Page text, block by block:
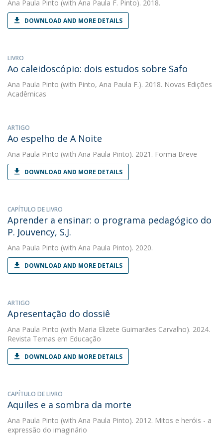
Ana Paula Pinto (with Ana Paula F. Pinto). 2018.
DOWNLOAD AND MORE DETAILS
LIVRO
Ao caleidoscópio: dois estudos sobre Safo
Ana Paula Pinto (with Pinto, Ana Paula F.). 2018. Novas Edições
Acadêmicas
ARTIGO
Ao espelho de A Noite
Ana Paula Pinto (with Ana Paula Pinto). 2021. Forma Breve
DOWNLOAD AND MORE DETAILS
CAPÍTULO DE LIVRO
Aprender a ensinar: o programa pedagógico do
P. Jouvency, S.J.
Ana Paula Pinto (with Ana Paula Pinto). 2020.
DOWNLOAD AND MORE DETAILS
ARTIGO
Apresentação do dossiê
Ana Paula Pinto (with Maria Elizete Guimarães Carvalho). 2024.
Revista Temas em Educação
DOWNLOAD AND MORE DETAILS
CAPÍTULO DE LIVRO
Aquiles e a sombra da morte
Ana Paula Pinto (with Ana Paula Pinto). 2012. Mitos e heróis - a
expressão do imaginário